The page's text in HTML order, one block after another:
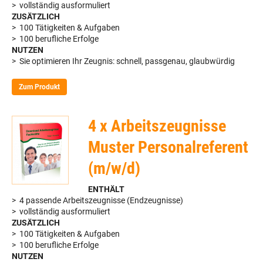
> vollständig ausformuliert
ZUSÄTZLICH
> 100 Tätigkeiten & Aufgaben
> 100 berufliche Erfolge
NUTZEN
> Sie optimieren Ihr Zeugnis: schnell, passgenau, glaubwürdig
Zum Produkt
4 x Arbeitszeugnisse
Muster Personalreferent
(m/w/d)
ENTHÄLT
> 4 passende Arbeitszeugnisse (Endzeugnisse)
> vollständig ausformuliert
ZUSÄTZLICH
> 100 Tätigkeiten & Aufgaben
> 100 berufliche Erfolge
NUTZEN